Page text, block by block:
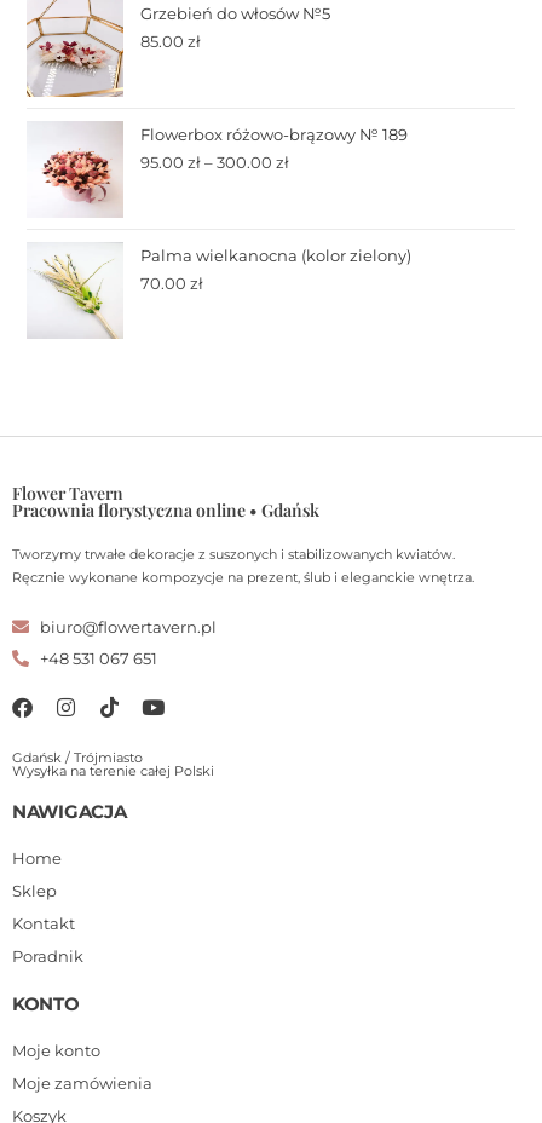
Grzebień do włosów №5
85.00zł
Flowerbox różowo-brązowy № 189
95.00zł – 300.00zł
Palma wielkanocna (kolor zielony)
70.00zł
Flower Tavern
Pracownia florystyczna online • Gdańsk
Tworzymy trwałe dekoracje z suszonych i stabilizowanych kwiatów.
Ręcznie wykonane kompozycje na prezent, ślub i eleganckie wnętrza.
biuro@flowertavern.pl
+48 531 067 651
Gdańsk / Trójmiasto
Wysyłka na terenie całej Polski
NAWIGACJA
Home
Sklep
Kontakt
Poradnik
KONTO
Moje konto
Moje zamówienia
Koszyk